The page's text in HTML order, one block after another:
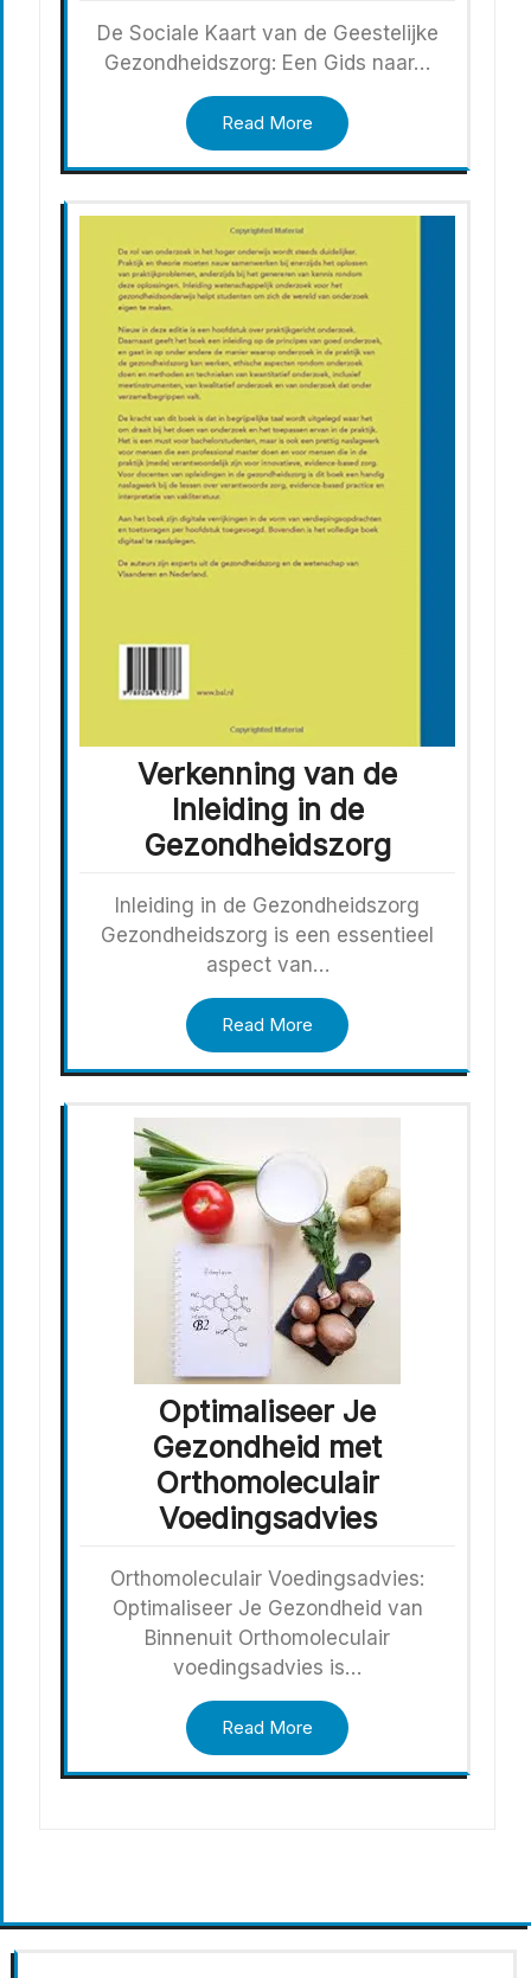
De Sociale Kaart van de Geestelijke
Gezondheidszorg: Een Gids naar…
Read More
Verkenning van de
Inleiding in de
Gezondheidszorg
Inleiding in de Gezondheidszorg
Gezondheidszorg is een essentieel
aspect van…
Read More
Optimaliseer Je
Gezondheid met
Orthomoleculair
Voedingsadvies
Orthomoleculair Voedingsadvies:
Optimaliseer Je Gezondheid van
Binnenuit Orthomoleculair
voedingsadvies is…
Read More